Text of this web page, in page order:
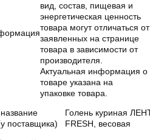
вид, состав, пищевая и
энергетическая ценность
товара могут отличаться от
заявленных на странице
товара в зависимости от
производителя.
Актуальная информация о
товаре указана на
упаковке товара.
поставщика)
Голень куриная
FRESH, весовая